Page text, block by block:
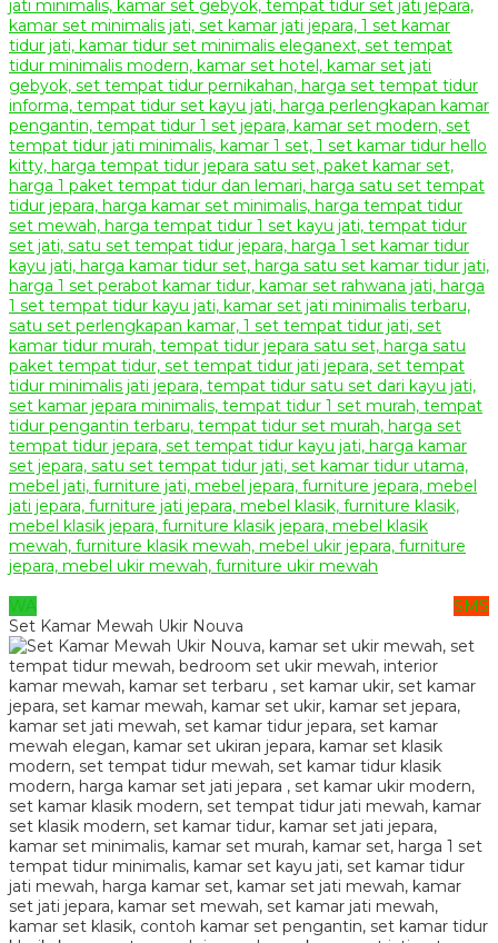
WA
SMS
Set Kamar Mewah Ukir Nouva